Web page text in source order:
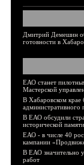
Дмитрий Демешин
готовности в
ЕАО станет
Мастерской
В Хабаровском крае
административного
В ЕАО обсудили
исторической памяти
ЕАО - в числе 40
кампании
В ЕАО значительно
работ